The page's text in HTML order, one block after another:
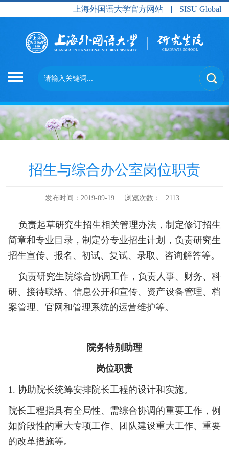
上海外国语大学官方网站 SISU Global
招生与综合办公室岗位职责
发布时间：2019-09-19 浏览次数： 2113
负责起草研究生招生相关管理办法，制定修订招生
简章和专业目录，制定分专业招生计划，负责研究生
招生宣传、报名、初试、复试、录取、咨询解答等。
负责研究生院综合协调工作，负责人事、财务、科
研、接待联络、信息公开和宣传、资产设备管理、档
案管理、官网和管理系统的运营维护等。
院务特别助理
岗位职责
1. 协助院长统筹安排院长工程的设计和实施。
院长工程指具有全局性、需综合协调的重要工作，例
如阶段性的重大专项工作、团队建设重大工作、重要
的改革措施等。